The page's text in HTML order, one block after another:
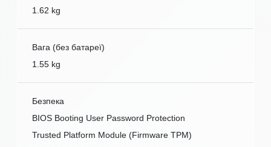
1.62 kg
Вага (без батареї)
1.55 kg
Безпека
BIOS Booting User Password Protection
Trusted Platform Module (Firmware TPM)